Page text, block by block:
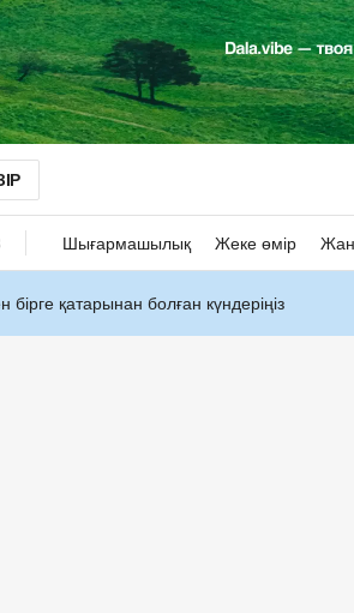
Шығармашылық Жеке өмір
бірге қатарынан болған күндеріңіз